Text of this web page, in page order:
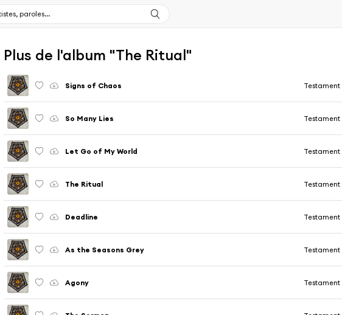
Plus de l'album "The Ritual"
Signs of Chaos Testament
So Many Lies Testament
Let Go of My World Testament
The Ritual Testament
Deadline Testament
As the Seasons Grey Testament
Agony Testament